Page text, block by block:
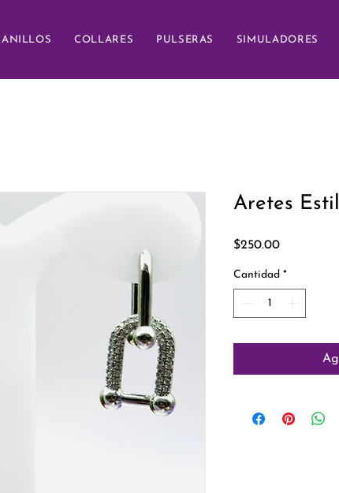
ANILLOS COLLARES PULSERAS SIMULADORES
Aretes
$250.00Precio
Cantidad *